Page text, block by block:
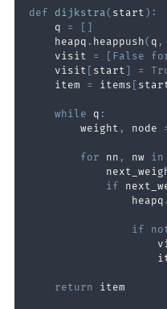
def dijkstra( start ) :
    q
= [ ]
    heapq
. heappush( q ,
    visit
= [ False
    visit
[ start ] =
    item
= items [
while q :
        weight
, node
for nn , nw in
if
                heapq
.
if
return